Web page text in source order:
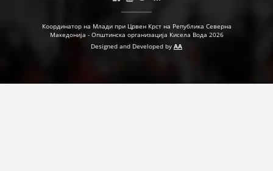
Координатор на Млади при Црвен Крст на Република Северна
Македонија - Општинска организација Кисела Вода 2026
Designed and Developed by AA